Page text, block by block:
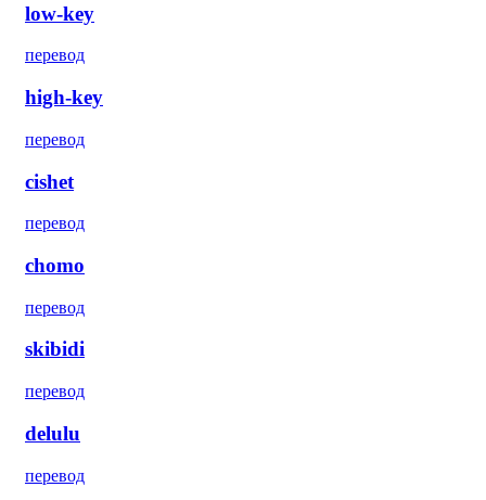
low-key
перевод
high-key
перевод
cishet
перевод
chomo
перевод
skibidi
перевод
delulu
перевод